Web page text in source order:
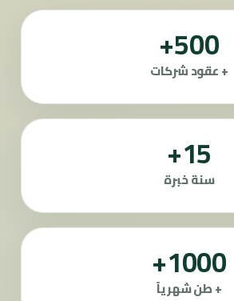
500+
+ عقود شركات
15+
سنة خبرة
1000+
+ طن شهرياً